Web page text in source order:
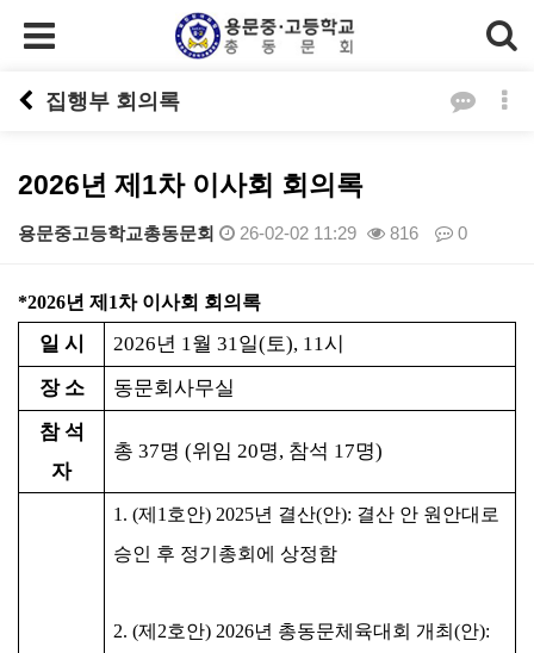
집행부 회의록
2026년 제1차 이사회 회의록
용문중고등학교총동문회 26-02-02 11:29 816 0
본문
*2026년 제1차 이사회 회의록
일 시 2026년 1월 31일(토), 11시
장 소
동문회사무실
참 석
자
총 37명 (위임 20명, 참석 17명)
1. (제 1 호안) 2025년 결산(안): 결산 안 원안대로
승인 후 정기총회에 상정함
2. (제 2호안) 2026년 총동문체육대회 개최 (안):